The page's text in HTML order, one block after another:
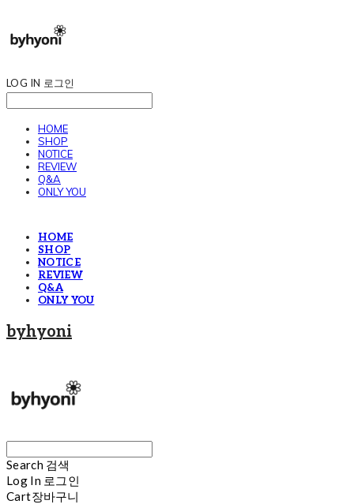
LOG IN 로그인
HOME
SHOP
NOTICE
REVIEW
Q&A
ONLY YOU
HOME
SHOP
NOTICE
REVIEW
Q&A
ONLY YOU
byhyoni
Search 검색
Log In 로그인
Cart장바구니